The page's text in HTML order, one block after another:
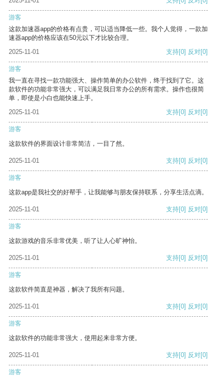
游客
这款加速器app的价格有点贵，可以适当降低一些。我个人觉得，一款加
速器app的价格应该在50元以下才比较合理。
2025-11-01
支持[0] 反对[0]
游客
我一直在寻找一款功能强大、操作简单的办公软件，终于找到了它。这
款软件的功能非常强大，可以满足我日常办公的所有需求。操作也很简
单，即使是小白也能快速上手。
2025-11-01
支持[0] 反对[0]
游客
这款软件的界面设计非常简洁，一目了然。
2025-11-01 支持[0] 反对[0]
游客
这款app是我社交的好帮手，让我能够与朋友保持联系，分享生活点滴。
2025-11-01 支持[0] 反对[0]
游客
这款游戏的音乐非常优美，听了让人心旷神怡。
2025-11-01 支持[0] 反对[0]
游客
这款软件简直是神器，解决了我所有问题。
2025-11-01 支持[0] 反对[0]
游客
这款软件的功能非常强大，使用起来非常方便。
2025-11-01 支持[0] 反对[0]
游客